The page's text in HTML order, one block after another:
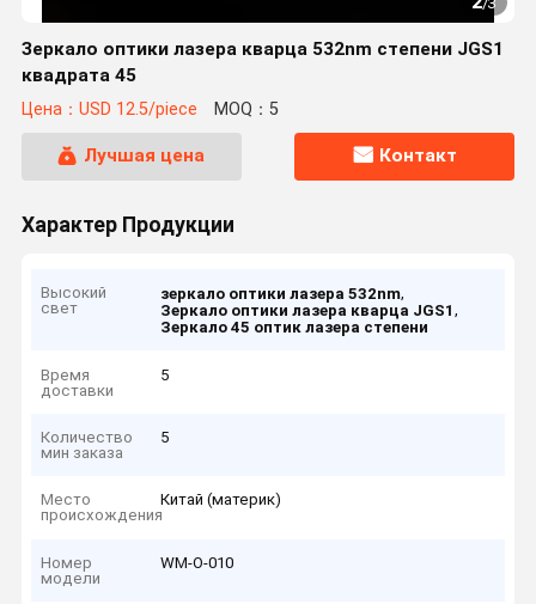
Зеркало оптики лазера кварца 532nm степени JGS1
квадрата 45
Цена：USD 12.5/piece MOQ：5
Лучшая цена Контакт
Характер Продукции
Высокий
свет
зеркало оптики лазера 532nm,
Зеркало оптики лазера кварца JGS1,
Зеркало 45 оптик лазера степени
Время
доставки
5
Количество
мин заказа
5
Место
происхождения
Китай (материк)
Номер
модели
WM-O-010